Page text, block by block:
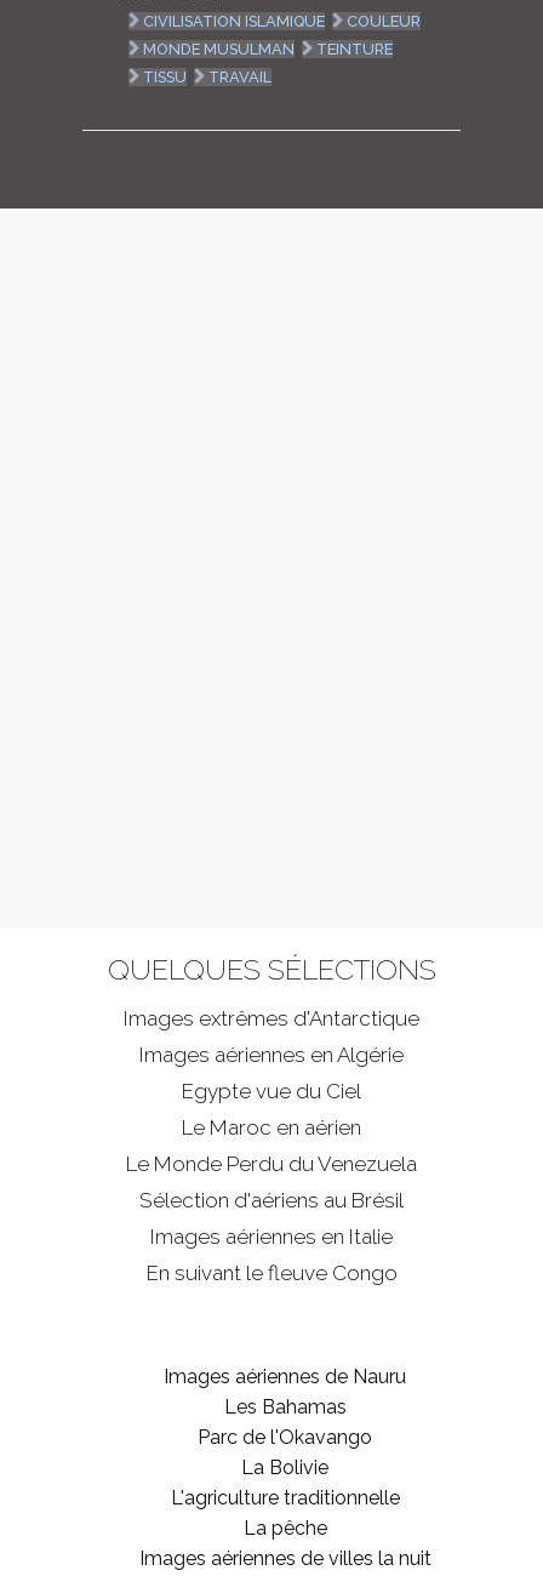
CIVILISATION ISLAMIQUE
COULEUR
MONDE MUSULMAN
TEINTURE
TISSU
TRAVAIL
QUELQUES SÉLECTIONS
Images extrêmes d'Antarctique
Images aériennes en Algérie
Egypte vue du Ciel
Le Maroc en aérien
Le Monde Perdu du Venezuela
Sélection d'aériens au Brésil
Images aériennes en Italie
En suivant le fleuve Congo
Images aériennes de Nauru
Les Bahamas
Parc de l'Okavango
La Bolivie
L'agriculture traditionnelle
La pêche
Images aériennes de villes la nuit